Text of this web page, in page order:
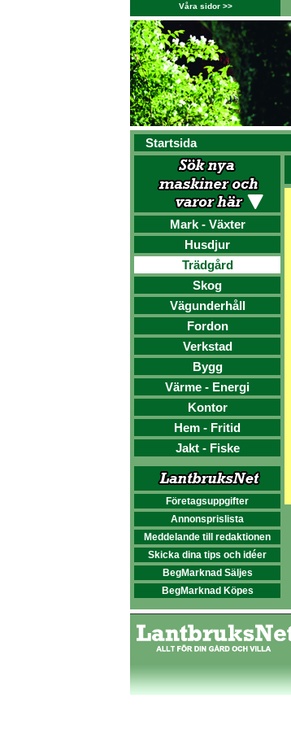
Våra sidor >>
Startsida
Mark - Växter
Husdjur
Trädgård
Skog
Vägunderhåll
Fordon
Verkstad
Bygg
Värme - Energi
Kontor
Hem - Fritid
Jakt - Fiske
Företagsuppgifter
Annonsprislista
Meddelande till redaktionen
Skicka dina tips och idéer
BegMarknad Säljes
BegMarknad Köpes